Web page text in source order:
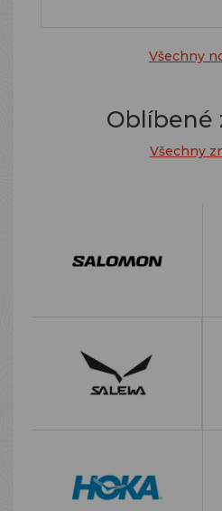
Všechny
Oblíbené
Všechny